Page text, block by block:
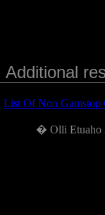
Additional
List Of Non Gamstop
� Olli Etuaho